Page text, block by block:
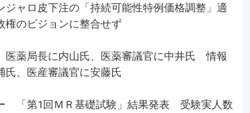
ャロ皮下注の「持続可能性特例価格調整」適
のビジョンに整合せず
薬局長に内山氏、医薬審議官に中井氏 情報
氏、医産審議官に安藤氏
「第1回ＭＲ基礎試験」結果発表 受験実人数